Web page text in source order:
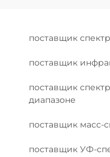
поставщик
поставщик
поставщик
диапазоне
поставщик масс-
поставщик УФ-